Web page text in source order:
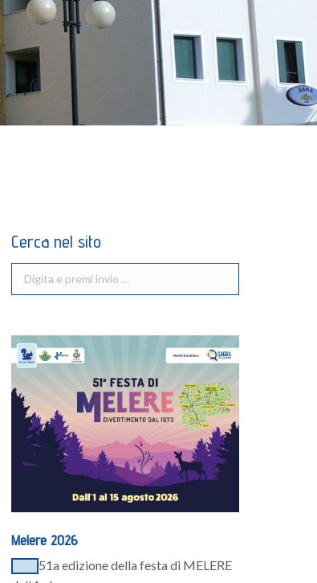
Cerca nel sito
Melere 2026
51a edizione della festa di MELERE